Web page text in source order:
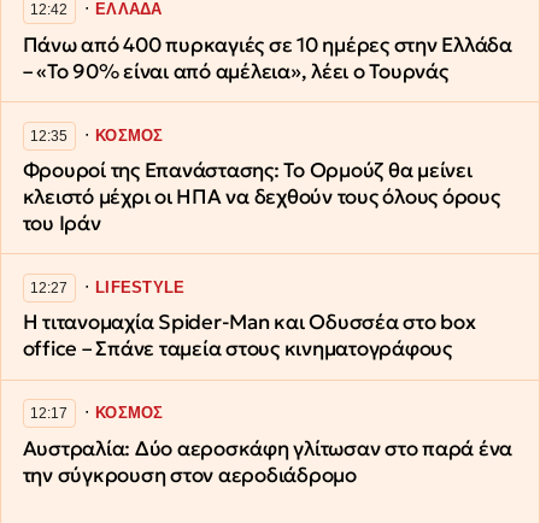
12:42 ∙ΕΛΛΑΔΑ
Πάνω από 400 πυρκαγιές σε 10 ημέρες στην Ελλάδα
– «Το 90% είναι από αμέλεια», λέει ο Τουρνάς
12:35 ∙ΚΟΣΜΟΣ
Φρουροί της Επανάστασης: Το Ορμούζ θα μείνει
κλειστό μέχρι οι ΗΠΑ να δεχθούν τους όλους όρους
του Ιράν
12:27 ∙LIFESTYLE
Η τιτανομαχία Spider-Man και Οδυσσέα στο box
office – Σπάνε ταμεία στους κινηματογράφους
12:17 ∙ΚΟΣΜΟΣ
Αυστραλία: Δύο αεροσκάφη γλίτωσαν στο παρά ένα
την σύγκρουση στον αεροδιάδρομο